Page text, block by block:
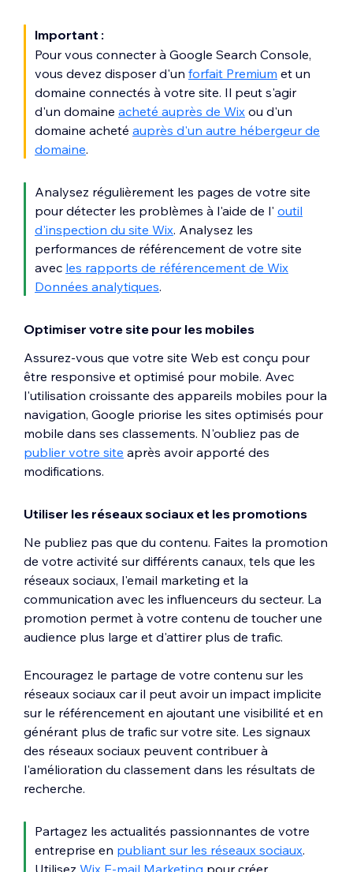
Important :
Pour vous connecter à Google Search Console,
vous devez disposer d'un forfait Premium et un
domaine connectés à votre site. Il peut s'agir
d'un domaine acheté auprès de Wix ou d'un
domaine acheté auprès d'un autre hébergeur de
domaine.
Analysez régulièrement les pages de votre site
pour détecter les problèmes à l'aide de l' outil
d'inspection du site Wix. Analysez les
performances de référencement de votre site
avec les rapports de référencement de Wix
Données analytiques.
Optimiser votre site pour les mobiles
Assurez-vous que votre site Web est conçu pour
être responsive et optimisé pour mobile. Avec
l'utilisation croissante des appareils mobiles pour la
navigation, Google priorise les sites optimisés pour
mobile dans ses classements. N'oubliez pas de
publier votre site après avoir apporté des
modifications.
Utiliser les réseaux sociaux et les promotions
Ne publiez pas que du contenu. Faites la promotion
de votre activité sur différents canaux, tels que les
réseaux sociaux, l'email marketing et la
communication avec les influenceurs du secteur. La
promotion permet à votre contenu de toucher une
audience plus large et d'attirer plus de trafic.
Encouragez le partage de votre contenu sur les
réseaux sociaux car il peut avoir un impact implicite
sur le référencement en ajoutant une visibilité et en
générant plus de trafic sur votre site. Les signaux
des réseaux sociaux peuvent contribuer à
l'amélioration du classement dans les résultats de
recherche.
Partagez les actualités passionnantes de votre
entreprise en publiant sur les réseaux sociaux.
Utilisez Wix E-mail Marketing pour créer,